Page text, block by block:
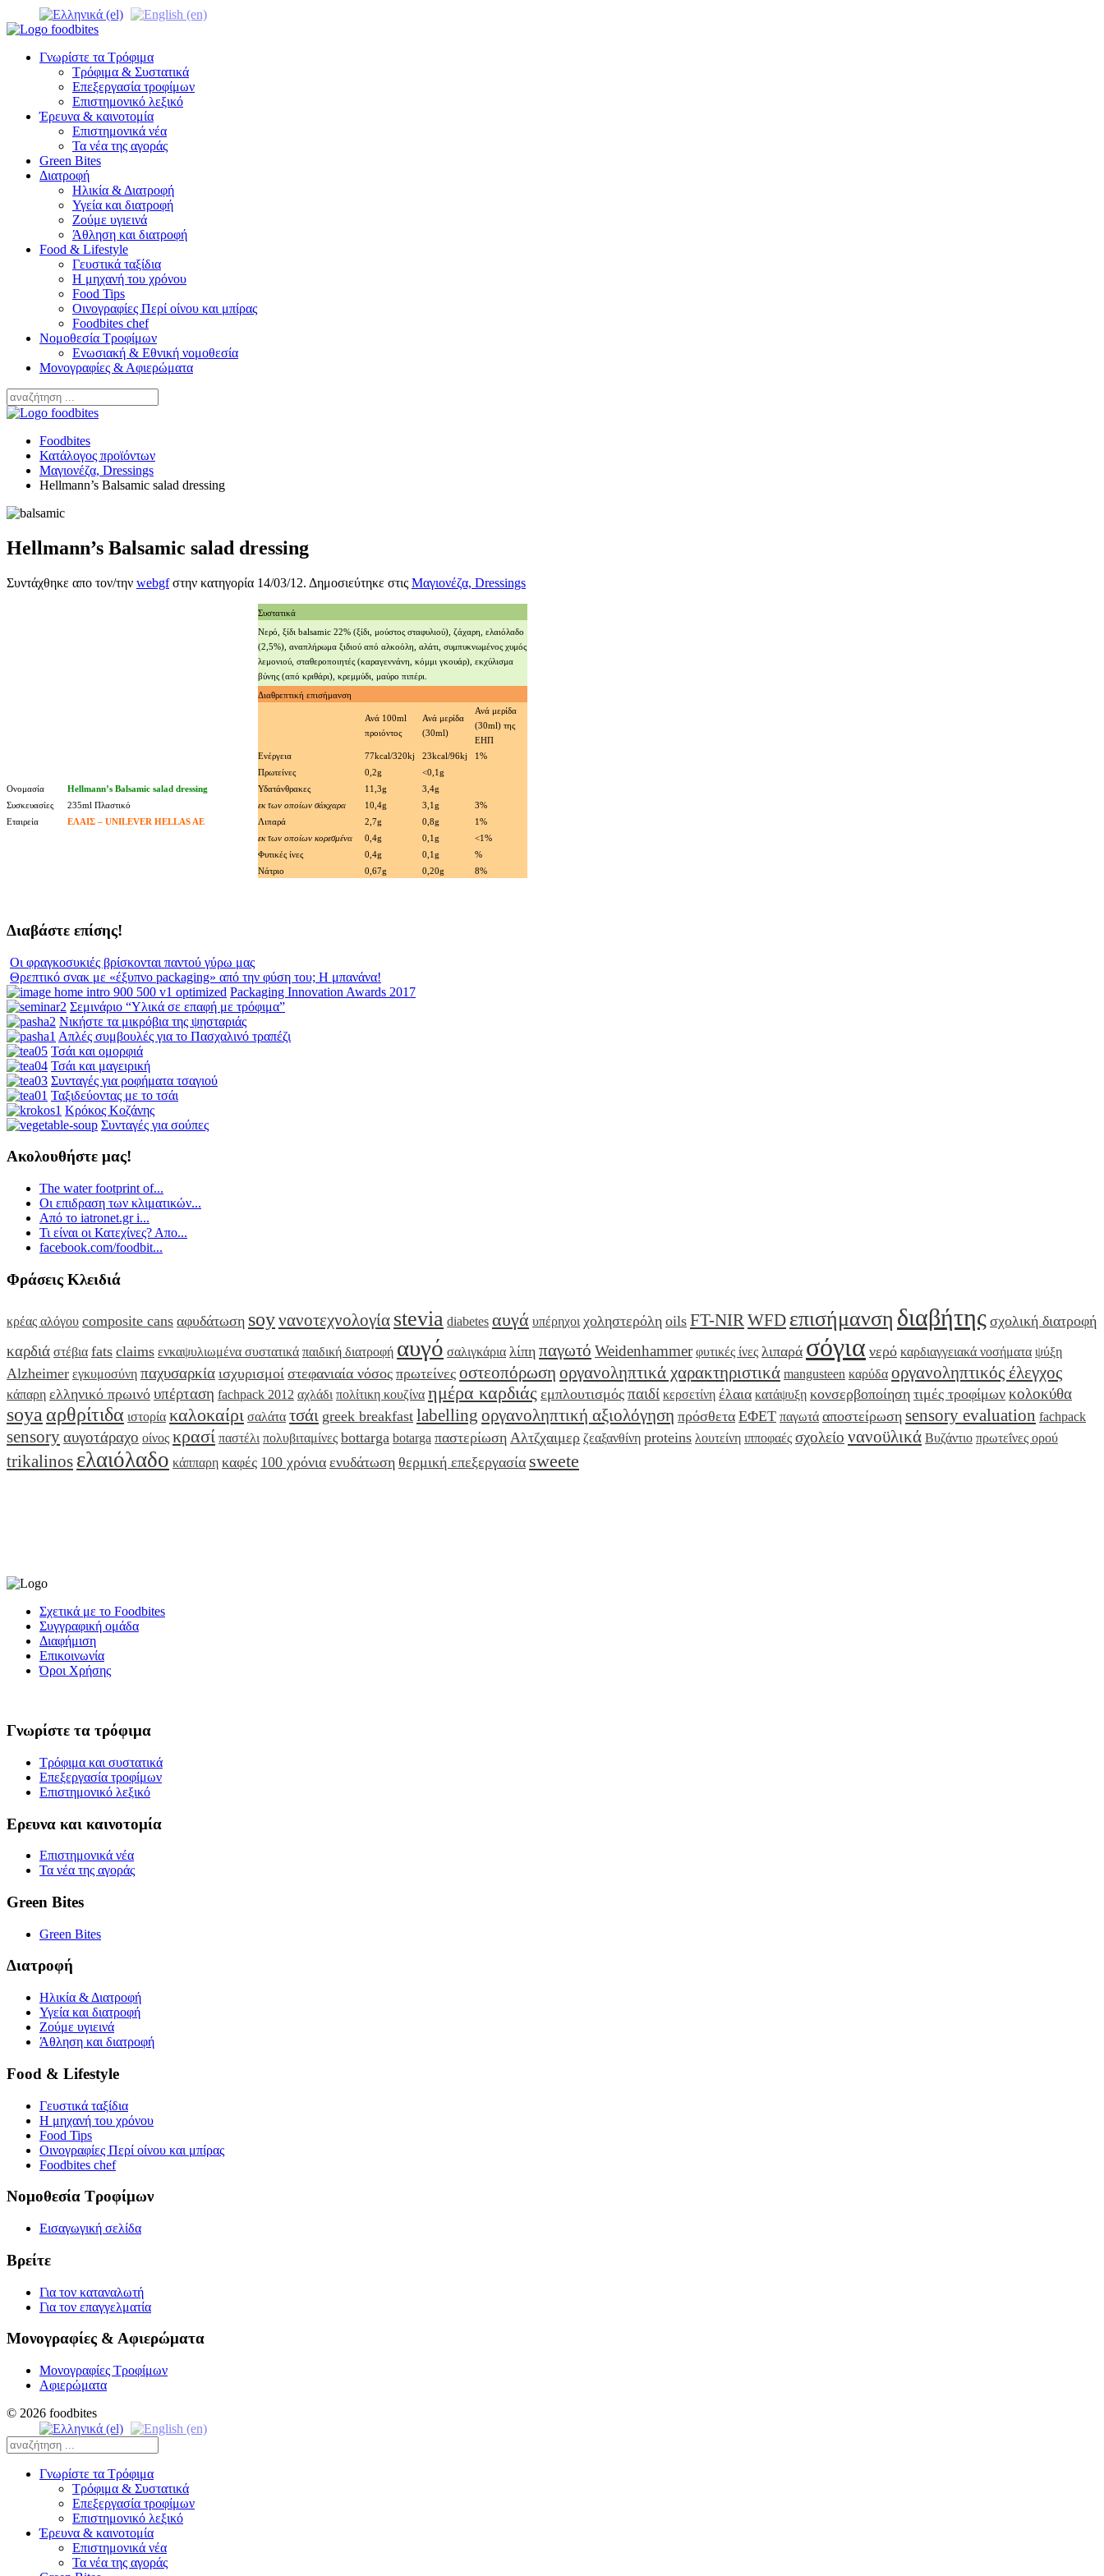
Γνωρίστε τα Τρόφιμα
Τρόφιμα & Συστατικά
Επεξεργασία τροφίμων
Επιστημονικό λεξικό
Έρευνα & καινοτομία
Επιστημονικά νέα
Τα νέα της αγοράς
Green Bites
Διατροφή
Ηλικία & Διατροφή
Υγεία και διατροφή
Ζούμε υγιεινά
Άθληση και διατροφή
Food & Lifestyle
Γευστικά ταξίδια
Η μηχανή του χρόνου
Food Tips
Οινογραφίες Περί οίνου και μπίρας
Foodbites chef
Νομοθεσία Τροφίμων
Ενωσιακή & Εθνική νομοθεσία
Μονογραφίες & Αφιερώματα
Foodbites
Κατάλογος προϊόντων
Μαγιονέζα, Dressings
Hellmann’s Balsamic salad dressing
Hellmann’s Balsamic salad dressing
Συντάχθηκε απο τον/την webgfστην κατηγορία 14/03/12. Δημοσιεύτηκε στις Μαγιονέζα, Dressings
Συστατικά
Νερό, ξίδι balsamic 22% (ξίδι, μούστος σταφυλιού), ζάχαρη, ελαιόλαδο
(2,5%), αναπλήρωμα ξιδιού από αλκοόλη, αλάτι, συμπυκνωμένος χυμός
λεμονιού, σταθεροποιητές (καραγεννάνη, κόμμι γκουάρ), εκχύλισμα
βύνης (από κριθάρι), κρεμμύδι, μαύρο πιπέρι.
Διαθρεπτική επισήμανση
Ανά 100ml
προιόντος
Ανά μερίδα
(30ml)
Ανά μερίδα
(30ml) της
ΕΗΠ
Ενέργεια
77kcal/320kj 23kcal/96kj
1%
Πρωτείνες
0,2g
<0,1g
Ονομασία
Hellmann’s Balsamic salad dressing Υδατάνθρακες 11,3g
3,4g
Συσκευασίες
235ml Πλαστικό εκ των οποίων σάκχαρα 10,4g 3,1g
3%
Εταιρεία
ΕΛΑΙΣ – UNILEVER HELLAS AE Λιπαρά 2,7g 0,8g
1%
εκ των οποίων κορεσμένα
0,4g 0,1g
<1%
Φυτικές ίνες
0,4g 0,1g
%
Νάτριο
0,67g 0,20g 8%
Διαβάστε επίσης!
Οι φραγκοσυκιές βρίσκονται παντού γύρω μας
Θρεπτικό σνακ με «έξυπνο packaging» από την φύση του; Η μπανάνα!
Packaging Innovation Awards 2017
Σεμινάριο “Υλικά σε επαφή με τρόφιμα”
Νικήστε τα μικρόβια της ψησταριάς
Απλές συμβουλές για το Πασχαλινό τραπέζι
Τσάι και ομορφιά
Τσάι και μαγειρική
Συνταγές για ροφήματα τσαγιού
Ταξιδεύοντας με το τσάι
Κρόκος Κοζάνης
Συνταγές για σούπες
Ακολουθήστε μας!
The water footprint of...
Οι επιδραση των κλιματικών...
Από το iatronet.gr i...
Τι είναι οι Κατεχίνες? Απο...
facebook.com/foodbit...
Φράσεις Κλειδιά
κρέας αλόγου composite cans αφυδάτωση soyνανοτεχνολογία stevia diabetes αυγά υπέρηχοι χοληστερόλη oils FT-NIR WFD επισήμανση διαβήτης σχολική διατροφή
καρδιά στέβια fats claims ενκαψυλιωμένα συστατικά παιδική διατροφή αυγό σαλιγκάρια λίπη παγωτό Weidenhammer φυτικές ίνες λιπαρά σόγια νερό καρδιαγγειακά νοσήματα ψύξη
Alzheimer εγκυμοσύνη παχυσαρκία ισχυρισμοί στεφανιαία νόσος πρωτείνες οστεοπόρωση οργανοληπτικά χαρακτηριστικά mangusteen καρύδα οργανοληπτικός έλεγχος
κάπαρη ελληνικό πρωινό υπέρταση fachpack 2012 αχλάδι πολίτικη κουζίνα ημέρα καρδιάς εμπλουτισμός παιδί κερσετίνη έλαια κατάψυξη κονσερβοποίηση τιμές τροφίμων κολοκύθα
soyaαρθρίτιδα ιστορία καλοκαίρι σαλάτα τσάι greek breakfast labelling οργανοληπτική αξιολόγηση πρόσθετα ΕΦΕΤ παγωτά αποστείρωση sensory evaluation fachpack
sensoryαυγοτάραχο οίνος κρασί παστέλι πολυβιταμίνες bottarga botarga παστερίωση Αλτζχαιμερ ζεαξανθίνη proteins λουτείνη ιπποφαές σχολείο νανοϋλικά Βυζάντιο πρωτεΐνες ορού
trikalinos ελαιόλαδο κάππαρη καφές 100 χρόνια ενυδάτωση θερμική επεξεργασία sweete
Σχετικά με το Foodbites
Συγγραφική ομάδα
Διαφήμιση
Επικοινωνία
Όροι Χρήσης
Γνωρίστε τα τρόφιμα
Τρόφιμα και συστατικά
Επεξεργασία τροφίμων
Επιστημονικό λεξικό
Ερευνα και καινοτομία
Επιστημονικά νέα
Τα νέα της αγοράς
Green Bites
Green Bites
Διατροφή
Ηλικία & Διατροφή
Υγεία και διατροφή
Ζούμε υγιεινά
Άθληση και διατροφή
Food & Lifestyle
Γευστικά ταξίδια
Η μηχανή του χρόνου
Food Tips
Οινογραφίες Περί οίνου και μπίρας
Foodbites chef
Νομοθεσία Τροφίμων
Εισαγωγική σελίδα
Βρείτε
Για τον καταναλωτή
Για τον επαγγελματία
Μονογραφίες & Αφιερώματα
Μονογραφίες Τροφίμων
Αφιερώματα
© 2026 foodbites
Γνωρίστε τα Τρόφιμα
Τρόφιμα & Συστατικά
Επεξεργασία τροφίμων
Επιστημονικό λεξικό
Έρευνα & καινοτομία
Επιστημονικά νέα
Τα νέα της αγοράς